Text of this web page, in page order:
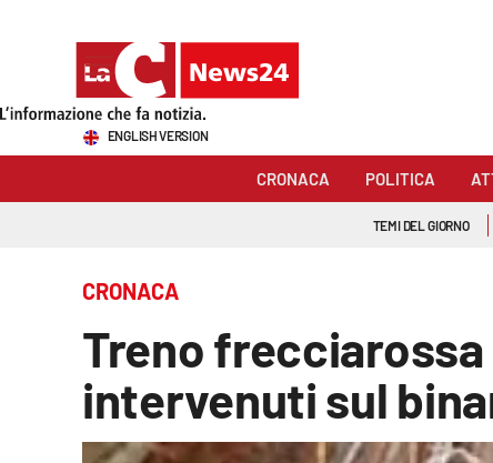
Sezioni
Economia e lavoro
ENGLISH VERSION
CRONACA POLITICA
TEMI DEL GIORNO
CRONACA
Treno
intervenuti sul